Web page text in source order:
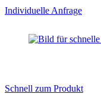
Individuelle Anfrage
Schnell zum Produkt